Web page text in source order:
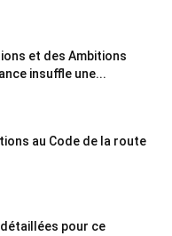
et des Ambitions
insuffle une...
au Code de la route
pour ce